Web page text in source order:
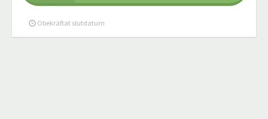
Obekräftat slutdatum